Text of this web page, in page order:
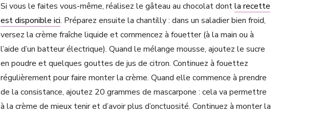
Si vous le faites vous-même, réalisez le gâteau au chocolat dontla recette
est disponible ici. Préparez ensuite la chantilly : dans un saladier bien froid,
versez la crème fraîche liquide et commencez à fouetter (à la main ou à
l’aide d’un batteur électrique). Quand le mélange mousse, ajoutez le sucre
en poudre et quelques gouttes de jus de citron. Continuez à fouettez
régulièrement pour faire monter la crème. Quand elle commence à prendre
de la consistance, ajoutez 20 grammes de mascarpone : cela va permettre
à la crème de mieux tenir et d’avoir plus d’onctuosité. Continuez à monter la